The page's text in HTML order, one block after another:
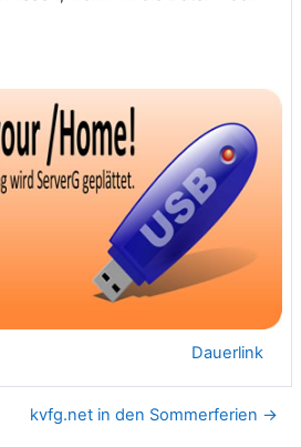
Dauerlink
kvfg.net in den Sommerferien →